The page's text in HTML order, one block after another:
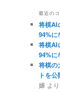
最近の
将棋AI
94%に
将棋AI
94%に
将棋の
トを
嬢 より